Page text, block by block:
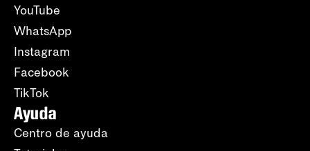
YouTube
WhatsApp
Instagram
Facebook
TikTok
Ayuda
Centro de ayuda